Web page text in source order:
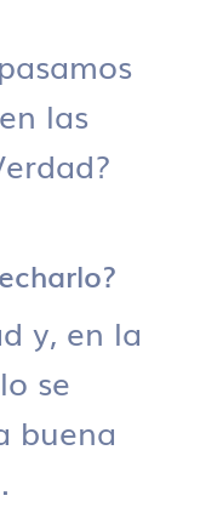
las
y, en la
se
buena